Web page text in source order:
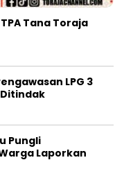
Tana Toraja
LPG 3
Pungli
Laporkan